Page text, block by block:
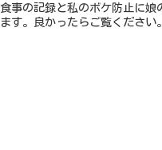
食事の記録と私のボケ防止に
ます。良かったらご覧ください。